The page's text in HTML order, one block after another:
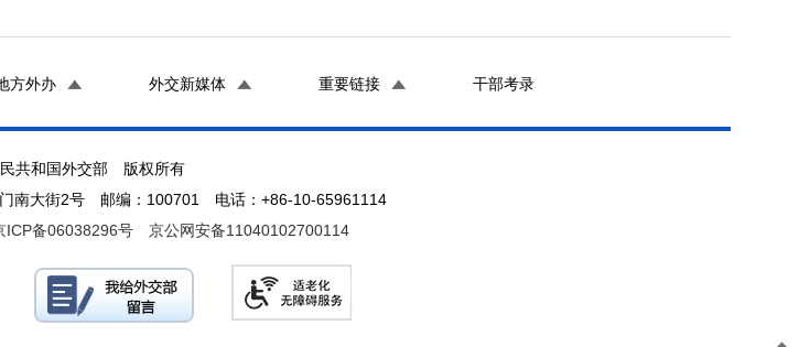
方外办 外交新媒体 重要链接 干部考录
共和国外交部 版权所有
南大街2号 邮编：100701 电话：+86-10-65961114
ICP备06038296号 京公网安备11040102700114